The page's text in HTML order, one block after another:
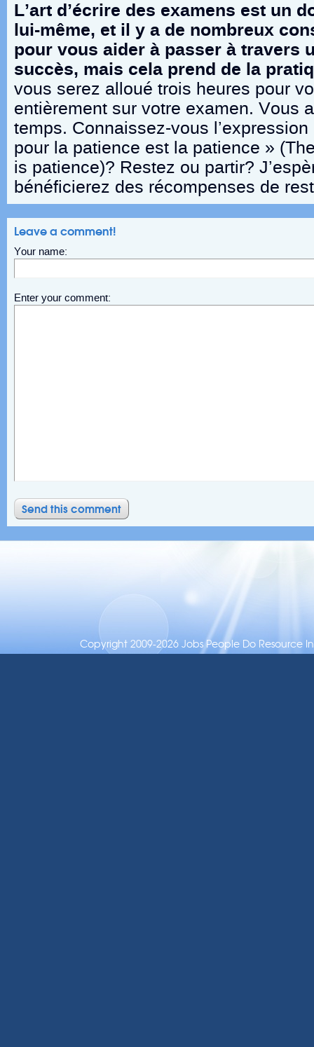
L’art d’écrire des examens est un
lui-même, et il y a de nombreux
pour vous aider à passer à travers
succès, mais cela prend de la
vous serez alloué trois heures pour
entièrement sur votre examen. Vous
temps. Connaissez-vous
pour la patience est la patience »
is patience)? Restez ou partir?
bénéficierez des récompenses de
Leave a comment!
Your name:
Enter your comment:
Copyright 2009-2026 Jobs People Do Resource